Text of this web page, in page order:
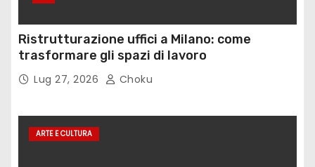
Ristrutturazione uffici a Milano: come
trasformare gli spazi di lavoro
Lug 27, 2026 Choku
ARTE E CULTURA